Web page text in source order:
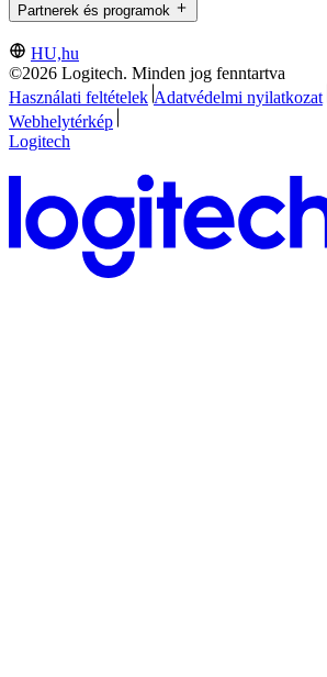
Partnerek és programok
HU,hu
©2026 Logitech. Minden jog fenntartva
Használati feltételek Adatvédelmi nyilatkozat
Webhelytérkép
Logitech